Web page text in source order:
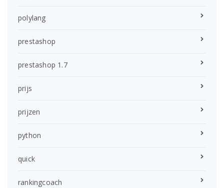
polylang
prestashop
prestashop 1.7
prijs
prijzen
python
quick
rankingcoach